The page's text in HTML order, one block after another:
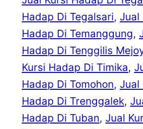
Hadap Di Tegalsari, Jual
Hadap Di Temanggung,
Hadap Di Tenggilis
Kursi Hadap Di Timika,
Hadap Di Tomohon, Jual
Hadap Di Trenggalek,
Hadap Di Tuban, Jual